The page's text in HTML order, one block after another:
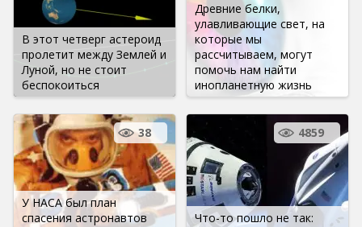
В этот четверг астероид
пролетит между Землей и
Луной, но не стоит
беспокоиться
Древние белки,
улавливающие свет, на
которые мы
рассчитываем, могут
помочь нам найти
инопланетную жизнь
У НАСА был план
спасения астронавтов
38
Что-то пошло не так:
4859